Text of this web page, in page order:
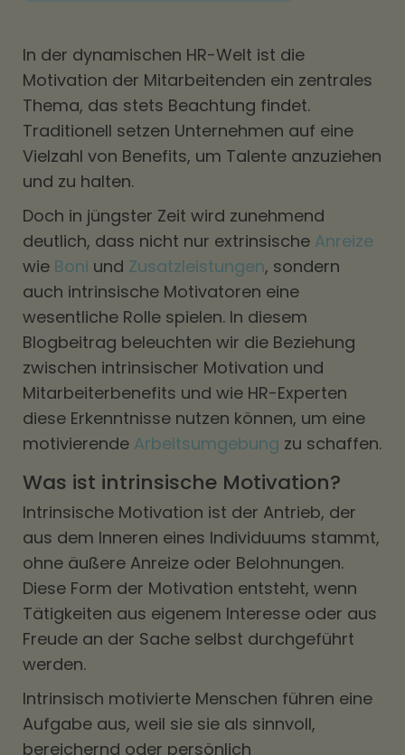
In der dynamischen HR-Welt ist die
Motivation der Mitarbeitenden ein zentrales
Thema, das stets Beachtung findet.
Traditionell setzen Unternehmen auf eine
Vielzahl von Benefits, um Talente anzuziehen
und zu halten.
Doch in jüngster Zeit wird zunehmend
deutlich, dass nicht nur extrinsische Anreize
wie Boni und Zusatzleistungen, sondern
auch intrinsische Motivatoren eine
wesentliche Rolle spielen. In diesem
Blogbeitrag beleuchten wir die Beziehung
zwischen intrinsischer Motivation und
Mitarbeiterbenefits und wie HR-Experten
diese Erkenntnisse nutzen können, um eine
motivierende Arbeitsumgebung zu schaffen.
Was ist intrinsische Motivation?
Intrinsische Motivation ist der Antrieb, der
aus dem Inneren eines Individuums stammt,
ohne äußere Anreize oder Belohnungen.
Diese Form der Motivation entsteht, wenn
Tätigkeiten aus eigenem Interesse oder aus
Freude an der Sache selbst durchgeführt
werden.
Intrinsisch motivierte Menschen führen eine
Aufgabe aus, weil sie sie als sinnvoll,
bereichernd oder persönlich